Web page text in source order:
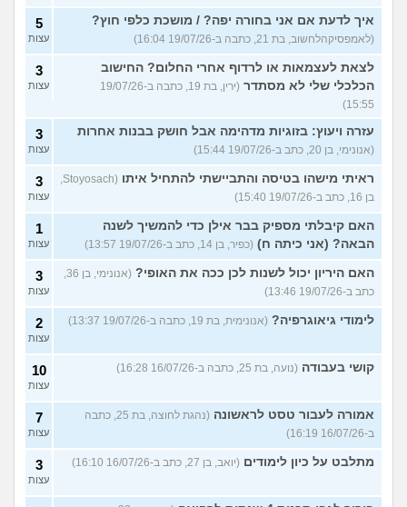
איך לדעת אם אני בחורה יפה? / מושכת כלפי חוץ?
(לאמפסיקהלחשוב, בת 21, כתבה ב-19/07/26 16:04)
5
עצות
לצאת לעצמאות או לרדוף אחרי החלום? החישוב
הכלכלי שלי לא מסתדר
(ירין, בת 19, כתבה ב-19/07/26
15:55)
3
עצות
עזרה ויעוץ: בזוגיות מדהימה אבל חושק בבנות אחרות
(אנונימי, בן 20, כתב ב-19/07/26 15:44)
3
עצות
ראיתי מישהו בטיסה והתביישתי להתחיל איתו
(Stoyosach,
בן 16, כתב ב-19/07/26 15:40)
3
עצות
האם קיבלתי מספיק בבר אילן כדי להמשיך לשנה
הבאה? (אני כיתה ח) (כפיר, בן 14, כתב ב-19/07/26 13:57)
1
עצות
האם היריון יכול לשנות לכן ככה את האופי?
(אנונימי, בן 36,
כתב ב-19/07/26 13:46)
3
עצות
לימודי גיאוגרפיה? (אנונימית, בת 19, כתבה ב-19/07/26 13:37) 2
עצות
קושי בעבודה (נועה, בת 25, כתבה ב-16/07/26 16:28) 10
עצות
אמורה לעבור טסט לראשונה
(נהגת לחוצה, בת 25, כתבה
ב-16/07/26 16:19)
7
עצות
מתלבט על כיון לימודים (יואב, בן 27, כתב ב-16/07/26 16:10) 3
עצות